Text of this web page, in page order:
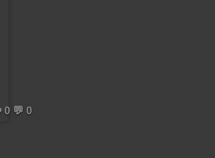
💬 0